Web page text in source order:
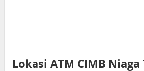
Lokasi ATM CIMB